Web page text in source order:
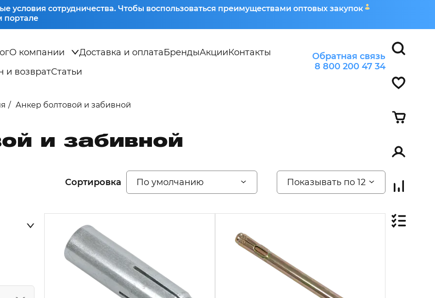
условия сотрудничества. Чтобы воспользоваться преимуществами оптовых закупок
портале
О компании Доставка и оплатаБрендыАкцииКонтакты
и возвратСтатьи
Обратная связь
8 800 200 47 34
Анкер болтовой и забивной
и забивной
Сортировка По умолчанию Показывать по 12